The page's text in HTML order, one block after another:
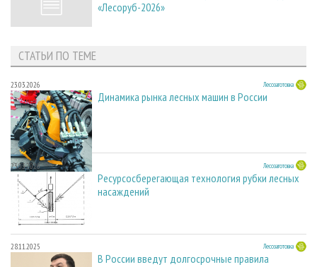
«Лесоруб-2026»
СТАТЬИ ПО ТЕМЕ
23.03.2026 Лесозаготовка
Динамика рынка лесных машин в России
23.03.2026 Лесозаготовка
Ресурсосберегающая технология рубки лесных
насаждений
28.11.2025 Лесозаготовка
В России введут долгосрочные правила